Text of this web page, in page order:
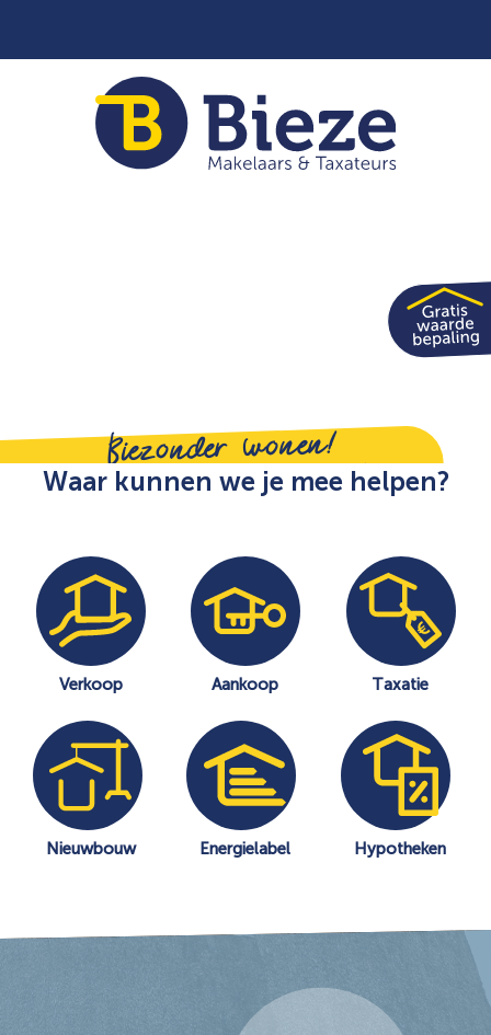
Biezonder wonen!
Al meer dan 35 jaar een begrip in Gelderland en
Overijssel
Waar kunnen we je mee helpen?
Verkoop Aankoop Taxatie
Nieuwbouw Energielabel Hypotheken